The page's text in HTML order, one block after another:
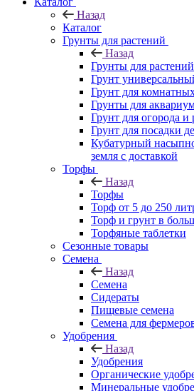
Назад
Каталог
Грунты для растений
Назад
Грунты для растений
Грунт
Грунт для
Грунты для
Грунт для огорода и
Грунт для посадки
Кубатурный
земля с доставкой
Торфы
Назад
Торфы
Торф от 5 до 250
Торф и грунт в
Торфяные таблетки
Сезонные товары
Семена
Назад
Семена
Сидераты
Пищевые семена
Семена для
Удобрения
Назад
Удобрения
Органические
Минеральные